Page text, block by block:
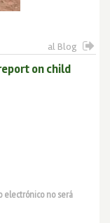
al Blog
on child
electrónico no será